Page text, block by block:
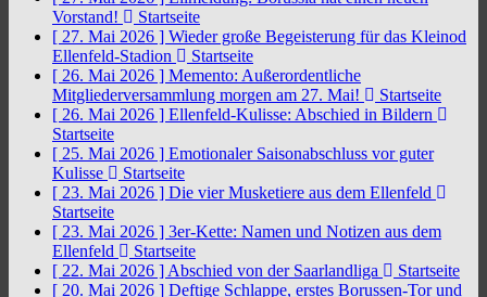
Vorstand!
Startseite
[ 27. Mai 2026 ] Wieder große Begeisterung für das Kleinod
Ellenfeld-Stadion
Startseite
[ 26. Mai 2026 ] Memento: Außerordentliche
Mitgliederversammlung morgen am 27. Mai!
Startseite
[ 26. Mai 2026 ] Ellenfeld-Kulisse: Abschied in Bildern
Startseite
[ 25. Mai 2026 ] Emotionaler Saisonabschluss vor guter
Kulisse
Startseite
[ 23. Mai 2026 ] Die vier Musketiere aus dem Ellenfeld
Startseite
[ 23. Mai 2026 ] 3er-Kette: Namen und Notizen aus dem
Ellenfeld
Startseite
[ 22. Mai 2026 ] Abschied von der Saarlandliga
Startseite
[ 20. Mai 2026 ] Deftige Schlappe, erstes Borussen-Tor und